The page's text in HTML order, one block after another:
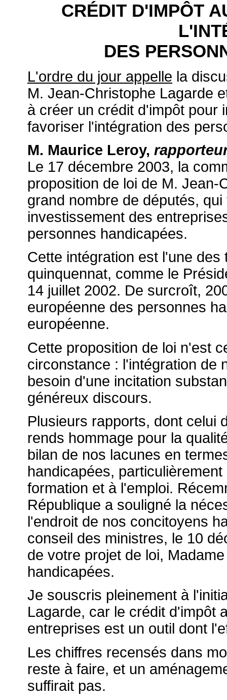
CRÉDIT D'IMPÔT
DES
L'ordre du jour appelle la
M. Jean-Christophe Lagarde
à créer un crédit d'impôt pour
favoriser l'intégration des
M. Maurice Leroy,
Le 17 décembre 2003, la
proposition de loi de M.
grand nombre de députés,
investissement des
personnes handicapées.
Cette intégration est l'une
quinquennat, comme le
14 juillet 2002. De surcroît,
européenne des personnes
européenne.
Cette proposition de loi n'est
circonstance : l'intégration de
besoin d'une incitation
généreux discours.
Plusieurs rapports, dont celui
rends hommage pour la
bilan de nos lacunes en
handicapées,
formation et à l'emploi.
République a souligné la
l'endroit de nos concitoyens
conseil des ministres, le 10
de votre projet de loi,
handicapées.
Je souscris pleinement à
Lagarde, car le crédit d'impôt
entreprises est un outil dont
Les chiffres recensés dans
reste à faire, et un
suffirait pas.